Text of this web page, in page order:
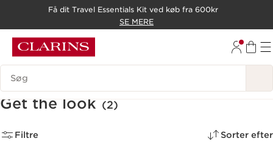
GÅ TIL BUND
Få dit Travel Essentials Kit ved køb fra 600kr
SE MERE
Søgevindue
Get the look (2)
Filtre Sorter efter